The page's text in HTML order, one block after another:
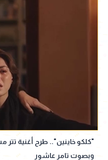
"كلكو خاينين".. طرح أغنية
وبصوت تامر عاشور